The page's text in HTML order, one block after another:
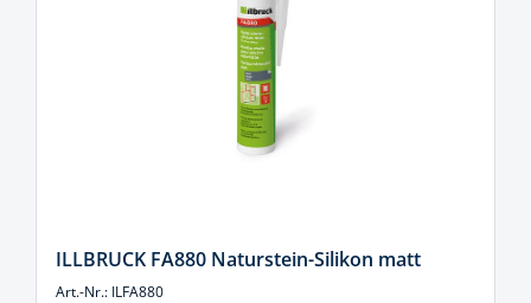
ILLBRUCK FA880 Naturstein-Silikon matt
Art.-Nr.: ILFA880